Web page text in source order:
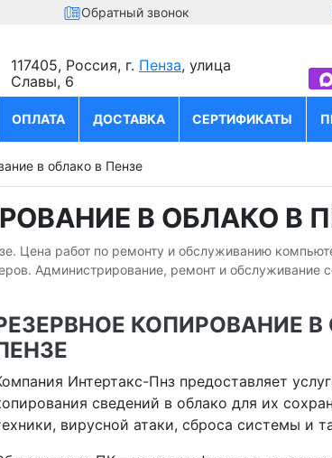
Обратный звонок
117405, Россия, г. Пенза, улица
Славы, 6
ОПЛАТА ДОСТАВКА СЕРТИФИКАТЫ
в облако в Пензе
В ОБЛАКО В
Цена работ по ремонту и обслуживанию
Администрирование, ремонт и обслуживание
КОПИРОВАНИЕ В
Интертакс-Пнз предоставляет
сведений в облако для их
вирусной атаки, сброса системы и